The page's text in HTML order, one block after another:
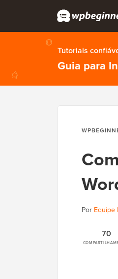
Tutoriais
Guia para
Por Equipe
70